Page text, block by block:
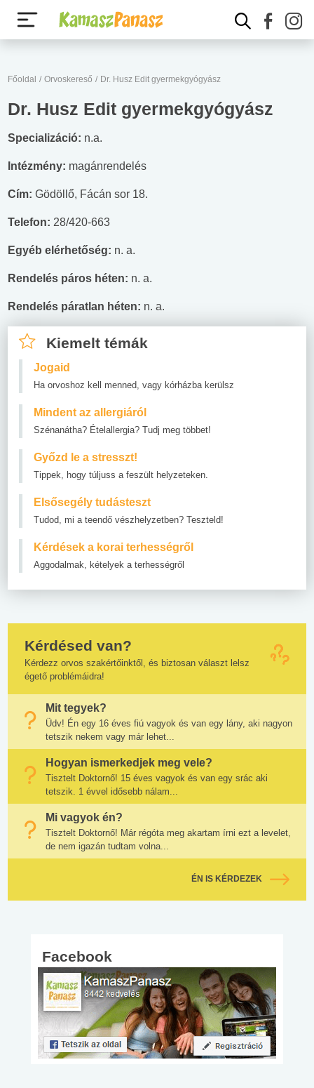
Főoldal / Orvoskereső / Dr. Husz Edit gyermekgyógyász
Dr. Husz Edit gyermekgyógyász
Specializáció: n.a.
Intézmény: magánrendelés
Cím: Gödöllő, Fácán sor 18.
Telefon: 28/420-663
Egyéb elérhetőség: n. a.
Rendelés páros héten: n. a.
Rendelés páratlan héten: n. a.
Kiemelt témák
Jogaid
Ha orvoshoz kell menned, vagy kórházba kerülsz
Mindent az allergiáról
Szénanátha? Ételallergia? Tudj meg többet!
Győzd le a stresszt!
Tippek, hogy túljuss a feszült helyzeteken.
Elsősegély tudásteszt
Tudod, mi a teendő vészhelyzetben? Teszteld!
Kérdések a korai terhességről
Aggodalmak, kételyek a terhességről
Kérdésed van?
Kérdezz orvos szakértőinktől, és biztosan választ lelsz
égető problémáidra!
Mit tegyek?
Üdv! Én egy 16 éves fiú vagyok és van egy lány, aki nagyon
tetszik nekem vagy már lehet...
Hogyan ismerkedjek meg vele?
Tisztelt Doktornő! 15 éves vagyok és van egy srác aki
tetszik. 1 évvel idősebb nálam...
Mi vagyok én?
Tisztelt Doktornő! Már régóta meg akartam írni ezt a levelet,
de nem igazán tudtam volna...
ÉN IS KÉRDEZEK
Facebook